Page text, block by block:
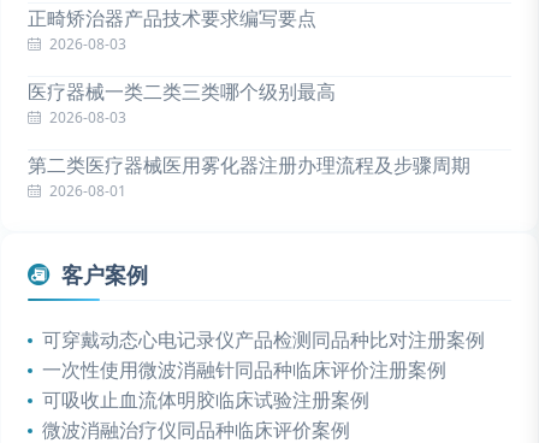
正畸矫治器产品技术要求编写要点
2026-08-03
医疗器械一类二类三类哪个级别最高
2026-08-03
第二类医疗器械医用雾化器注册办理流程及步骤周期
2026-08-01
客户案例
可穿戴动态心电记录仪产品检测同品种比对注册案例
一次性使用微波消融针同品种临床评价注册案例
可吸收止血流体明胶临床试验注册案例
微波消融治疗仪同品种临床评价案例